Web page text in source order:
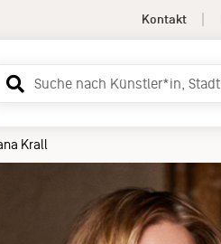
Kontakt
Suchbegriff
eingeben
Krall